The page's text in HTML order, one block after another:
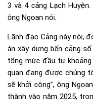
3 và 4 cảng Lạch
ông Ngoan nói.
Lãnh đạo Cảng này nói,
án xây dựng bến cảng
tổng mức đầu tư khoảng
quan đang được chúng
sẽ khởi công”, ông
thành vào năm 2025,